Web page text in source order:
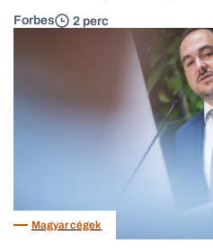
Forbes 2 perc
Magyar cégek